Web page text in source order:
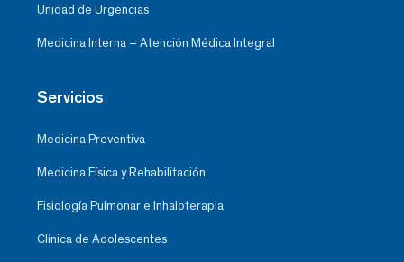
Unidad de Urgencias
Medicina Interna – Atención Médica Integral
Servicios
Medicina Preventiva
Medicina Física y Rehabilitación
Fisiología Pulmonar e Inhaloterapia
Clínica de Adolescentes